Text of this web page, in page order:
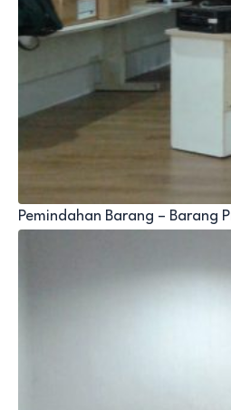
Pemindahan Barang – Barang